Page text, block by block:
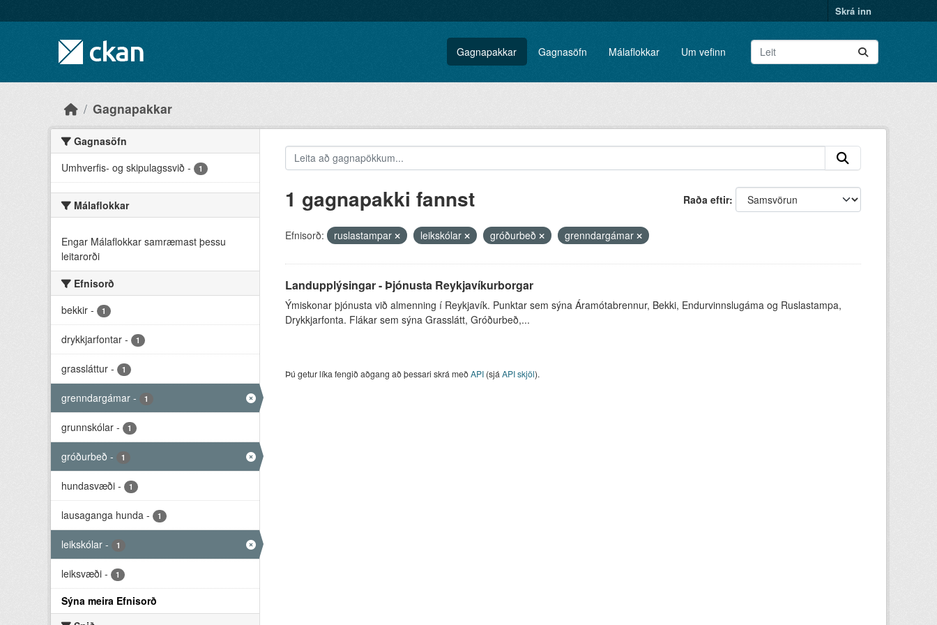
Skrá inn
Gagnapakkar Gagnasöfn Málaflokkar Um vefinn
Gagnapakkar
Gagnasöfn
Umhverfis- og skipulagssvið - 1
Málaflokkar
Engar Málaflokkar samræmast þessu
leitarorði
Efnisorð
bekkir - 1
drykkjarfontar - 1
grassláttur - 1
grenndargámar - 1
grunnskólar - 1
gróðurbeð - 1
hundasvæði - 1
lausaganga hunda - 1
leikskólar - 1
leiksvæði - 1
Sýna meira Efnisorð
Raða eftir
1 gagnapakki fannst
Efnisorð: ruslastampar leikskólar gróðurbeð grenndargámar
Landupplýsingar - Þjónusta Reykjavíkurborgar
Ýmiskonar þjónusta við almenning í Reykjavík. Punktar sem sýna Áramótabrennur, Bekki, Endurvinnslugáma og Ruslastampa,
Drykkjarfonta. Flákar sem sýna Grasslátt, Gróðurbeð,...
Þú getur líka fengið aðgang að þessari skrá meðAPI(sjá API skjöl).